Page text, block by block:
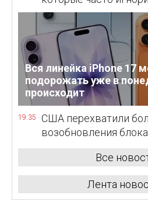
Вся линейка iPhone 17
подорожать уже в
происходит
19:35
США перехватили
возобновления
Все
Лента